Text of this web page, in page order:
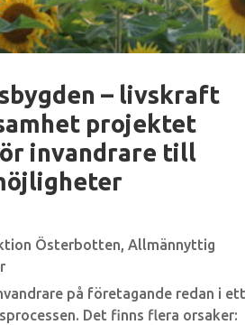
– livskraft
projektet
invandrare till
Österbotten,Allmännyttig
på företagande redan i ett
Det finns flera orsaker: